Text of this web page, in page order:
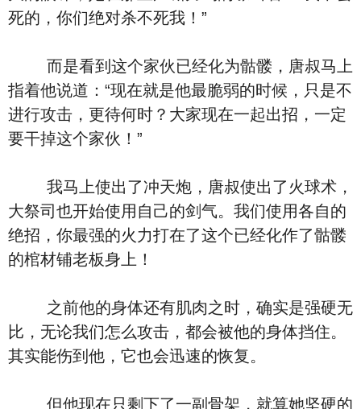
死的，你们绝对杀不死我！”
而是看到这个家伙已经化为骷髅，唐叔马上
指着他说道：“现在就是他最脆弱的时候，只是不
进行攻击，更待何时？大家现在一起出招，一定
要干掉这个家伙！”
我马上使出了冲天炮，唐叔使出了火球术，
大祭司也开始使用自己的剑气。我们使用各自的
绝招，你最强的火力打在了这个已经化作了骷髅
的棺材铺老板身上！
之前他的身体还有肌肉之时，确实是强硬无
比，无论我们怎么攻击，都会被他的身体挡住。
其实能伤到他，它也会迅速的恢复。
但他现在只剩下了一副骨架，就算她坚硬的